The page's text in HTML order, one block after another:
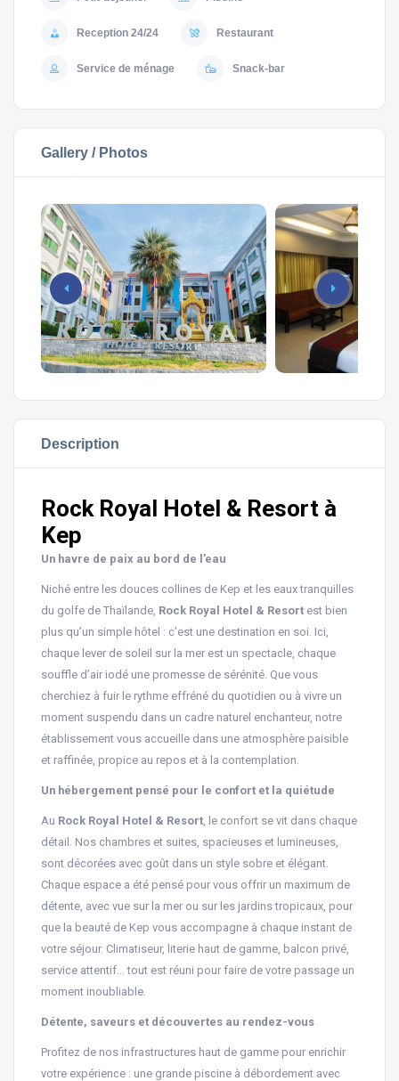
Reception 24/24 Restaurant
Service de ménage Snack-bar
Gallery / Photos
Description
Rock Royal Hotel & Resort à
Kep
Un havre de paix au bord de l’eau
Niché entre les douces collines de Kep et les eaux tranquilles
du golfe de Thaïlande, Rock Royal Hotel & Resort est bien
plus qu’un simple hôtel : c’est une destination en soi. Ici,
chaque lever de soleil sur la mer est un spectacle, chaque
souffle d’air iodé une promesse de sérénité. Que vous
cherchiez à fuir le rythme effréné du quotidien ou à vivre un
moment suspendu dans un cadre naturel enchanteur, notre
établissement vous accueille dans une atmosphère paisible
et raffinée, propice au repos et à la contemplation.
Un hébergement pensé pour le confort et la quiétude
Au Rock Royal Hotel & Resort, le confort se vit dans chaque
détail. Nos chambres et suites, spacieuses et lumineuses,
sont décorées avec goût dans un style sobre et élégant.
Chaque espace a été pensé pour vous offrir un maximum de
détente, avec vue sur la mer ou sur les jardins tropicaux, pour
que la beauté de Kep vous accompagne à chaque instant de
votre séjour. Climatiseur, literie haut de gamme, balcon privé,
service attentif… tout est réuni pour faire de votre passage un
moment inoubliable.
Détente, saveurs et découvertes au rendez-vous
Profitez de nos infrastructures haut de gamme pour enrichir
votre expérience : une grande piscine à débordement avec